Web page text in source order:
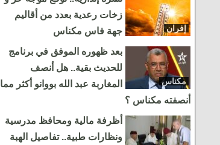
إفران
زخات رعدية بعدد من أقاليم
جهة فاس مكناس
مكناس
بعد ظهوره الموفق في برنامج
للحديث بقية.. هل أنصف
المغاربة عبد الله بووانو أكثر مما
أنصفته مكناس ؟
أظرفة مالية ومحافظ مدرسية
ونظارات طبية.. تفاصيل الهبة